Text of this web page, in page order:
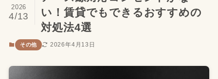
い！賃貸でもできるおすすめの
対処法4選
2026
4/13
その他 2026年4月13日